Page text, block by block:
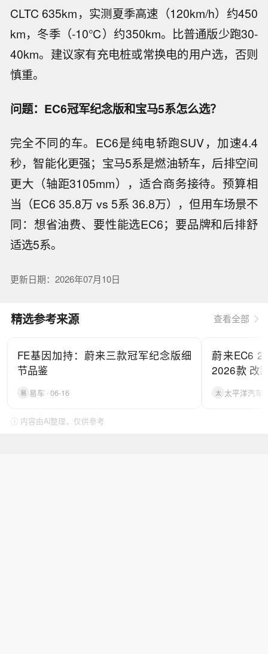
CLTC 635km，实测夏季高速（120km/h）约450
km，冬季（-10℃）约350km。比普通版少跑30-
40km。建议家有充电桩或常换电的用户选，否则
慎重。
问题：EC6冠军纪念版和宝马5系怎么选？
完全不同的车。EC6是纯电轿跑SUV，加速4.4
秒，智能化更强；宝马5系是燃油轿车，后排空间
更大（轴距3105mm），适合商务接待。预算相
当（EC6 35.8万 vs 5系 36.8万），但用车场景不
同：想省油费、要性能选EC6；要品牌和后排舒
适选5系。
更新日期：2026年07月10日
精选参考来源 查看全部
FE基因加持：蔚来三款冠军纪念版细
节品鉴
易 易车 · 06-16
蔚来EC6
2026款 改
平洋汽车
太 太平洋汽车
ⓘ 内容由AI整理，仅供参考